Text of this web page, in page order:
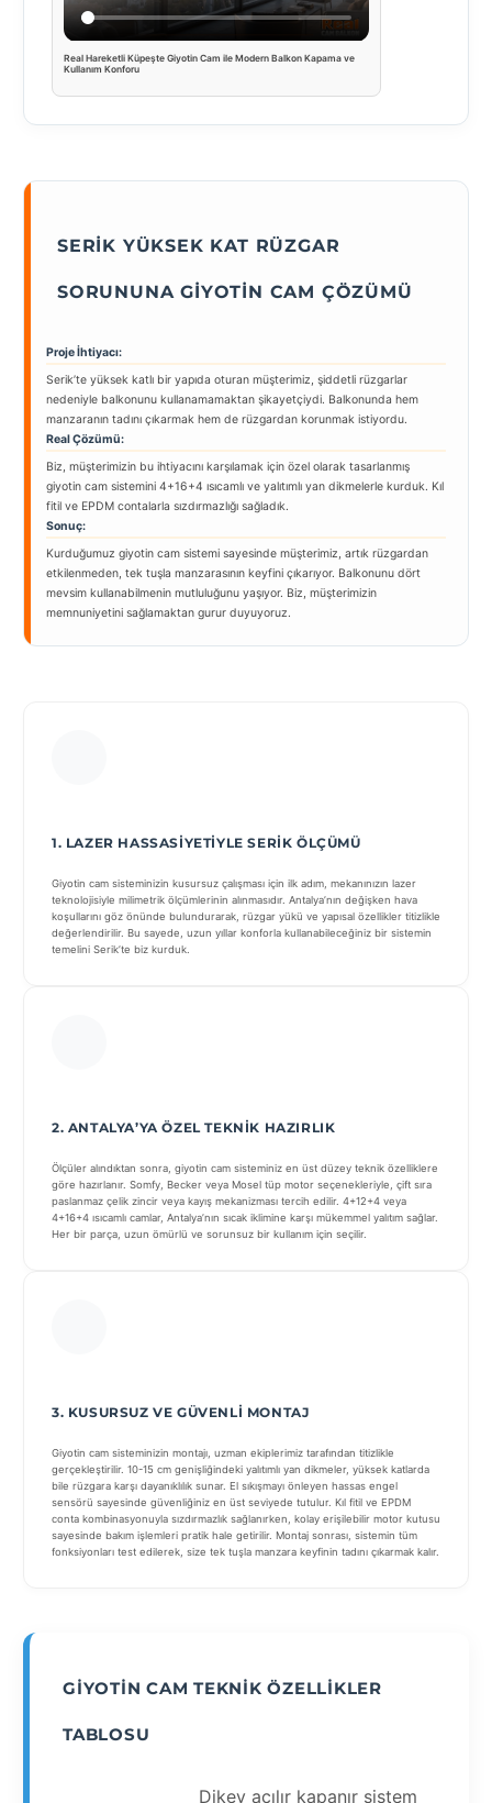
Real Hareketli Küpeşte Giyotin Cam ile Modern Balkon Kapama ve
Kullanım Konforu
SERIK YÜKSEK KAT RÜZGAR
SORUNUNA GIYOTIN CAM ÇÖZÜMÜ
Proje İhtiyacı:
Serik’te yüksek katlı bir yapıda oturan müşterimiz, şiddetli rüzgarlar
nedeniyle balkonunu kullanamamaktan şikayetçiydi. Balkonunda hem
manzaranın tadını çıkarmak hem de rüzgardan korunmak istiyordu.
Real Çözümü:
Biz, müşterimizin bu ihtiyacını karşılamak için özel olarak tasarlanmış
giyotin cam sistemini 4+16+4 ısıcamlı ve yalıtımlı yan dikmelerle kurduk. Kıl
fitil ve EPDM contalarla sızdırmazlığı sağladık.
Sonuç:
Kurduğumuz giyotin cam sistemi sayesinde müşterimiz, artık rüzgardan
etkilenmeden, tek tuşla manzarasının keyfini çıkarıyor. Balkonunu dört
mevsim kullanabilmenin mutluluğunu yaşıyor. Biz, müşterimizin
memnuniyetini sağlamaktan gurur duyuyoruz.
1. LAZER HASSASIYETIYLE SERIK ÖLÇÜMÜ
Giyotin cam sisteminizin kusursuz çalışması için ilk adım, mekanınızın lazer
teknolojisiyle milimetrik ölçümlerinin alınmasıdır. Antalya’nın değişken hava
koşullarını göz önünde bulundurarak, rüzgar yükü ve yapısal özellikler titizlikle
değerlendirilir. Bu sayede, uzun yıllar konforla kullanabileceğiniz bir sistemin
temelini Serik’te biz kurduk.
2. ANTALYA’YA ÖZEL TEKNIK HAZIRLIK
Ölçüler alındıktan sonra, giyotin cam sisteminiz en üst düzey teknik özelliklere
göre hazırlanır. Somfy, Becker veya Mosel tüp motor seçenekleriyle, çift sıra
paslanmaz çelik zincir veya kayış mekanizması tercih edilir. 4+12+4 veya
4+16+4 ısıcamlı camlar, Antalya’nın sıcak iklimine karşı mükemmel yalıtım sağlar.
Her bir parça, uzun ömürlü ve sorunsuz bir kullanım için seçilir.
3. KUSURSUZ VE GÜVENLI MONTAJ
Giyotin cam sisteminizin montajı, uzman ekiplerimiz tarafından titizlikle
gerçekleştirilir. 10-15 cm genişliğindeki yalıtımlı yan dikmeler, yüksek katlarda
bile rüzgara karşı dayanıklılık sunar. El sıkışmayı önleyen hassas engel
sensörü sayesinde güvenliğiniz en üst seviyede tutulur. Kıl fitil ve EPDM
conta kombinasyonuyla sızdırmazlık sağlanırken, kolay erişilebilir motor kutusu
sayesinde bakım işlemleri pratik hale getirilir. Montaj sonrası, sistemin tüm
fonksiyonları test edilerek, size tek tuşla manzara keyfinin tadını çıkarmak kalır.
GIYOTIN CAM TEKNIK ÖZELLIKLER
TABLOSU
Dikey açılır kapanır sistem